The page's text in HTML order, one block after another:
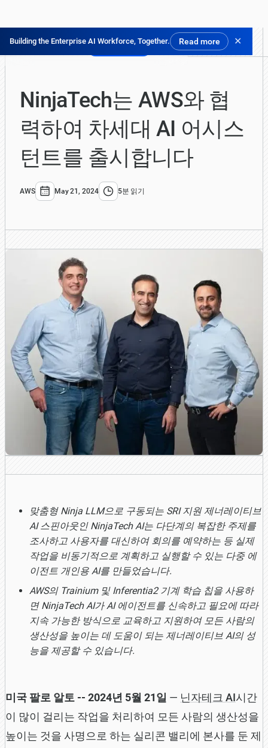
Building the Enterprise AI Workforce, Together. Read more ✕
닌자 체험하기
NinjaTech는 AWS와 협
력하여 차세대 AI 어시스
턴트를 출시합니다
AWS May 21, 2024 5분 읽기
맞춤형 Ninja LLM으로 구동되는 SRI 지원 제너레이티브
AI 스핀아웃인 NinjaTech AI는 다단계의 복잡한 주제를
조사하고 사용자를 대신하여 회의를 예약하는 등 실제
작업을 비동기적으로 계획하고 실행할 수 있는 다중 에
이전트 개인용 AI를 만들었습니다.
AWS의 Trainium 및 Inferentia2 기계 학습 칩을 사용하
면 NinjaTech AI가 AI 에이전트를 신속하고 필요에 따라
지속 가능한 방식으로 교육하고 지원하여 모든 사람의
생산성을 높이는 데 도움이 되는 제너레이티브 AI의 성
능을 제공할 수 있습니다.
미국 팔로 알토 -- 2024년 5월 21일 — 닌자테크 AI시간
이 많이 걸리는 작업을 처리하여 모든 사람의 생산성을
높이는 것을 사명으로 하는 실리콘 밸리에 본사를 둔 제